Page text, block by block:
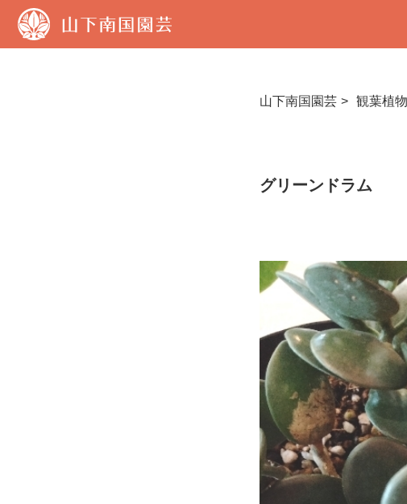
山
下
南
山下南国園芸 観葉植
グリーンドラム